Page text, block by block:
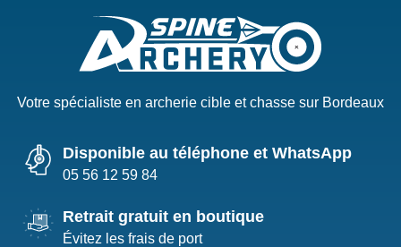
Votre spécialiste en archerie cible et chasse sur Bordeaux
Disponible au téléphone et WhatsApp
05 56 12 59 84
Retrait gratuit en boutique
Évitez les frais de port